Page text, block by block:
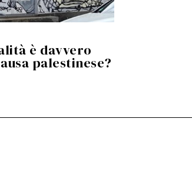
è davvero
palestinese?